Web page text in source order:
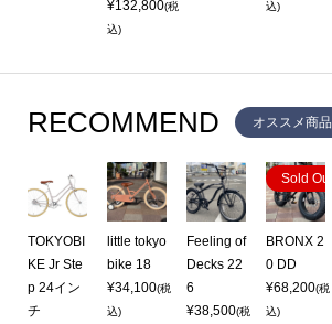
¥132,800(税
込)
込)
RECOMMEND オススメ商品
TOKYOBI
KE Jr Ste
p 24イン
チ
little tokyo
bike 18
¥34,100(税
込)
Feeling of
Decks 22
6
¥38,500(税
Sold Out
BRONX 2
0 DD
¥68,200(税
込)